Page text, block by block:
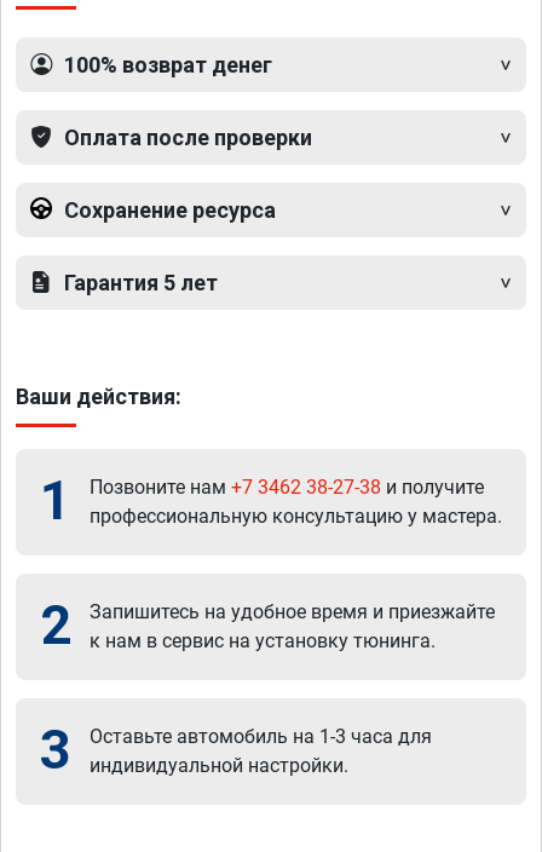
100% возврат денег
Оплата после проверки
Сохранение ресурса
Гарантия 5 лет
Ваши действия:
1 Позвоните нам +7 3462 38-27-38 и получите
профессиональную консультацию у мастера.
2
Запишитесь на удобное время и приезжайте
к нам в сервис на установку тюнинга.
3
Оставьте автомобиль на 1-3 часа для
индивидуальной настройки.